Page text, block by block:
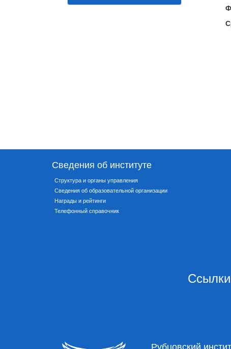
Сведения об институте
Структура и органы управления
Сведения об образовательной организации
Награды и рейтинги
Телефонный справочник
Рубцовский